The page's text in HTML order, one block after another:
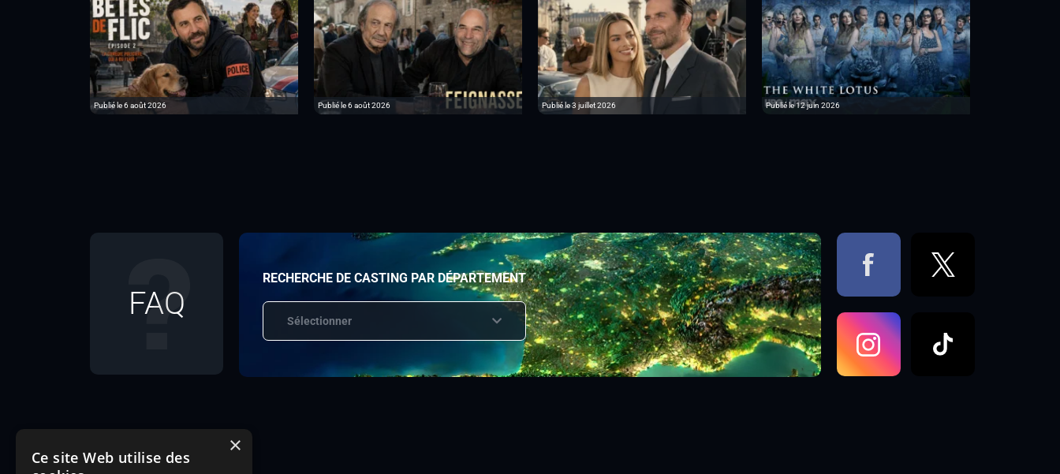
Publié le 6 août 2026 Publié le 6 août 2026 Publié le 3 juillet 2026 Publié le 12 juin 2026
FAQ
RECHERCHE DE CASTING PAR DÉPARTEMENT
Sélectionner
×
Ce site Web utilise des